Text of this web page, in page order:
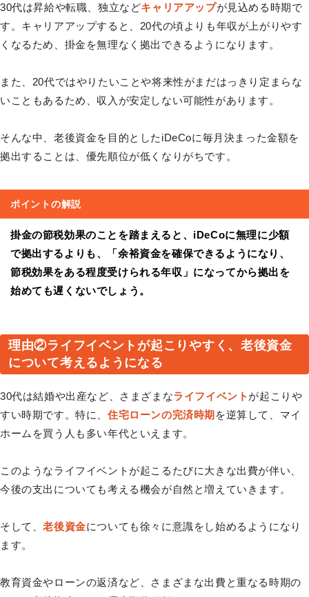
30代は昇給や転職、独立などキャリアアップが見込める時期で
す。キャリアアップすると、20代の頃よりも年収が上がりやす
くなるため、掛金を無理なく拠出できるようになります。
また、20代ではやりたいことや将来性がまだはっきり定まらな
いこともあるため、収入が安定しない可能性があります。
そんな中、老後資金を目的としたiDeCoに毎月決まった金額を
拠出することは、優先順位が低くなりがちです。
ポイントの解説
掛金の節税効果のことを踏まえると、iDeCoに無理に少額
で拠出するよりも、「余裕資金を確保できるようになり、
節税効果をある程度受けられる年収」になってから拠出を
始めても遅くないでしょう。
理由②ライフイベントが起こりやすく、老後資金
について考えるようになる
30代は結婚や出産など、さまざまなライフイベント が起こりや
すい時期です。特に、 住宅ローンの完済時期 を逆算して、マイ
ホームを買う人も多い年代といえます。
このようなライフイベントが起こるたびに大きな出費が伴い、
今後の支出についても考える機会が自然と増えていきます。
そして、老後資金についても徐々に意識をし始めるようになり
ます。
教育資金やローンの返済など、さまざまな出費と重なる時期の